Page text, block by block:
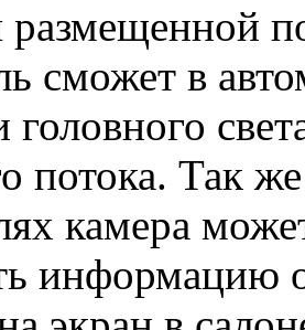
размещенной
сможет в
головного
потока. Так
камера
информацию